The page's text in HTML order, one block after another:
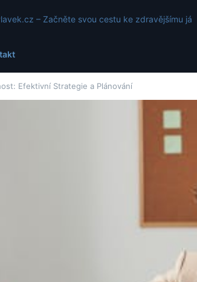
– Začněte svou cestu ke zdravějšímu já
Efektivní Strategie a Plánování